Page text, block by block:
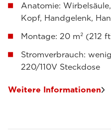
Anatomie:
Kopf, Handgelenk,
Montage: 20 m² (212
Stromverbrauch:
220/110V Steckdose
Weitere Informationen